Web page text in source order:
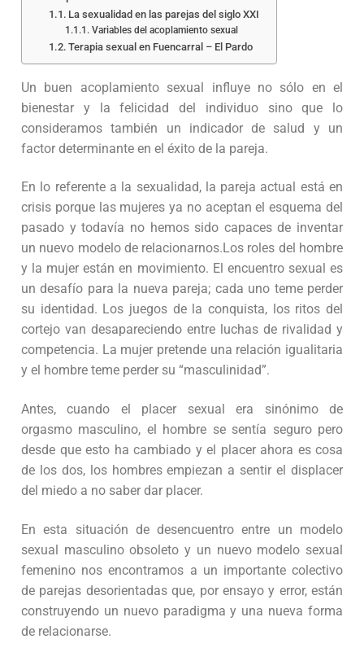
La sexualidad en las parejas del siglo XXI
Variables del acoplamiento sexual
Terapia sexual en Fuencarral – El Pardo
Un buen acoplamiento sexual influye no sólo en el
bienestar y la felicidad del individuo sino que lo
consideramos también un indicador de salud y un
factor determinante en el éxito de la pareja.
En lo referente a la sexualidad, la pareja actual está en
crisis porque las mujeres ya no aceptan el esquema del
pasado y todavía no hemos sido capaces de inventar
un nuevo modelo de relacionarnos.Los roles del hombre
y la mujer están en movimiento. El encuentro sexual es
un desafío para la nueva pareja; cada uno teme perder
su identidad. Los juegos de la conquista, los ritos del
cortejo van desapareciendo entre luchas de rivalidad y
competencia. La mujer pretende una relación igualitaria
y el hombre teme perder su “masculinidad”.
Antes, cuando el placer sexual era sinónimo de
orgasmo masculino, el hombre se sentía seguro pero
desde que esto ha cambiado y el placer ahora es cosa
de los dos, los hombres empiezan a sentir el displacer
del miedo a no saber dar placer.
En esta situación de desencuentro entre un modelo
sexual masculino obsoleto y un nuevo modelo sexual
femenino nos encontramos a un importante colectivo
de parejas desorientadas que, por ensayo y error, están
construyendo un nuevo paradigma y una nueva forma
de relacionarse.